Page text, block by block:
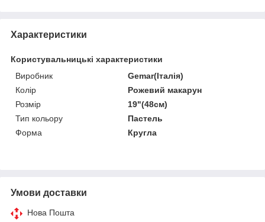
Характеристики
Користувальницькі характеристики
Виробник
Gemar(Італія)
Колір
Рожевий макарун
Розмір
19"(48см)
Тип кольору
Пастель
Форма
Кругла
Умови доставки
Нова Пошта